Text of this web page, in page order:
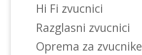
Hi Fi zvucnici
Razglasni zvucnici
Oprema za zvucnike